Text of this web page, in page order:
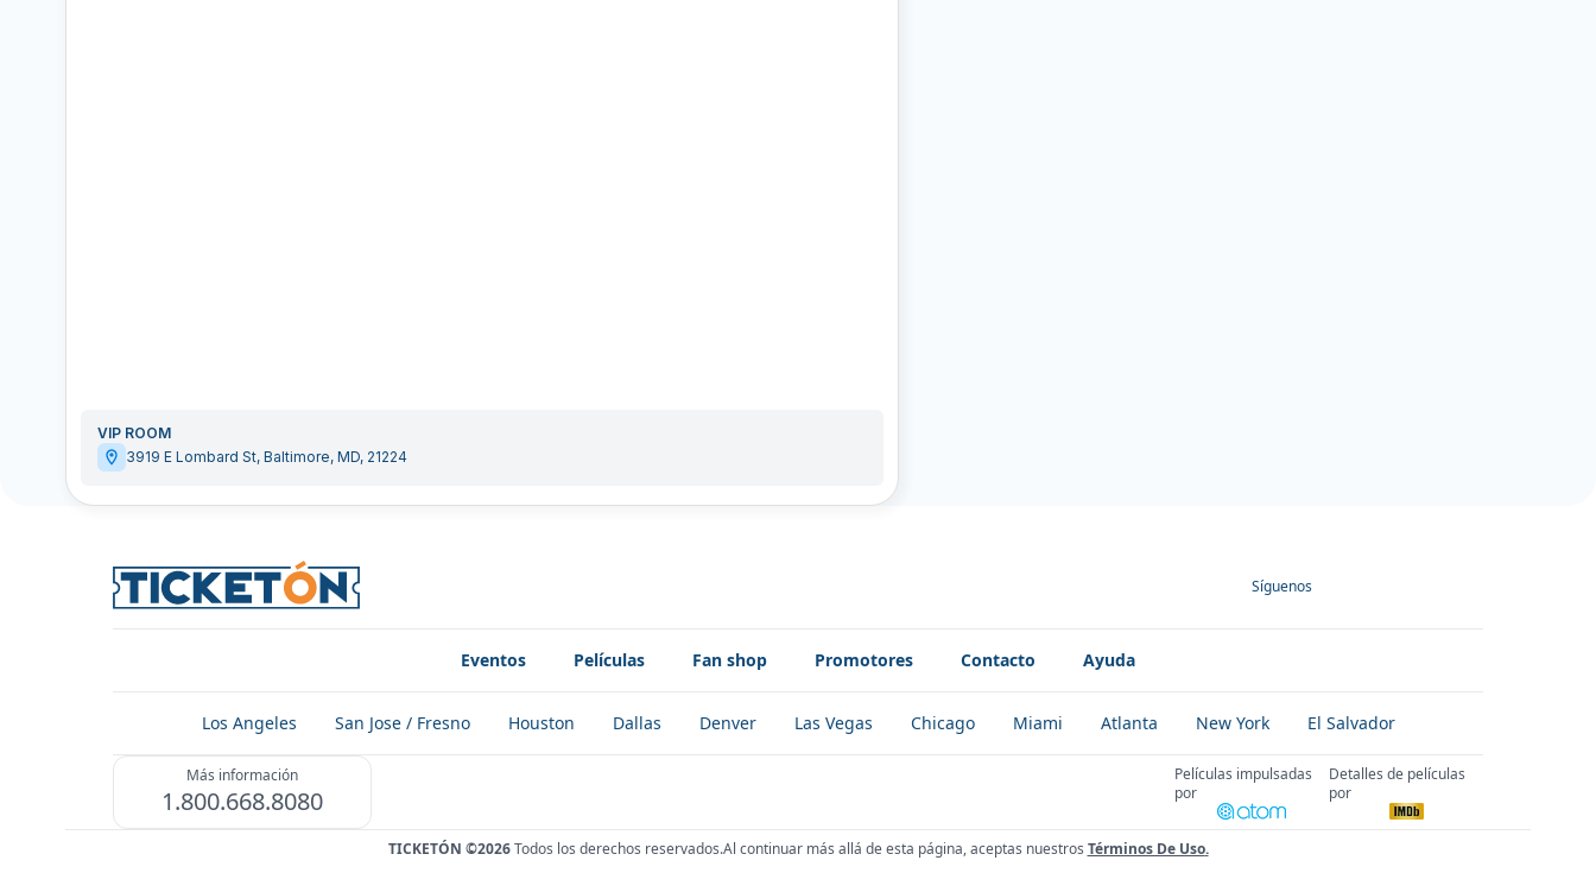
VIP ROOM
3919 E Lombard St, Baltimore, MD, 21224
Síguenos
Eventos Películas Fan shop Promotores Contacto Ayuda
Los Angeles San Jose / Fresno Houston Dallas Denver Las Vegas Chicago Miami Atlanta New York El Salvador
Más información
1.800.668.8080
Películas impulsadas
por
Detalles de películas
por
TICKETÓN ©2026 Todos los derechos reservados.Al continuar más allá de esta página, aceptas nuestros Términos De Uso.